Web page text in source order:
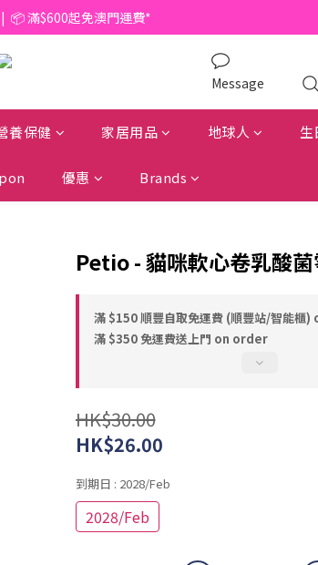
📦 滿$600起免澳門運費*
📦 滿$600起免澳門運費*
* 24件 即減 $30 🥫 (按此了解更多)
Message
養保健 家居用品 地球人 生
優惠 Brands
Petio - 貓咪軟心卷乳酸
滿 $150 順豐自取免運費 (順豐站/智能櫃
滿 $350 免運費送上門 on order
HK$30.00
HK$26.00
到期日 : 2028/Feb
2028/Feb